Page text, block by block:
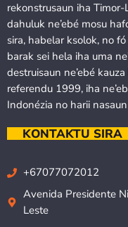
rekonstrusaun iha Timor-
dahuluk ne’ebé mosu
sira, habelar ksolok, no
barak sei hela iha uma
destruisaun ne’ebé
referendu 1999, iha
Indonézia no harii
KONTAKTU SIRA
+67077072012
Avenida Presidente
Leste